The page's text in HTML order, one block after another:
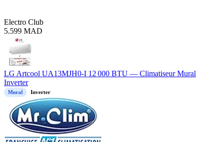
Electro Club
5.599 MAD
LG Artcool UA13MJH0-I 12 000 BTU — Climatiseur Mural
Inverter
Mural Inverter